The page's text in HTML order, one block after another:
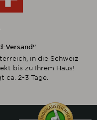
Versand"
in die Schweiz
bis zu Ihrem Haus!
ca. 2-3 Tage.